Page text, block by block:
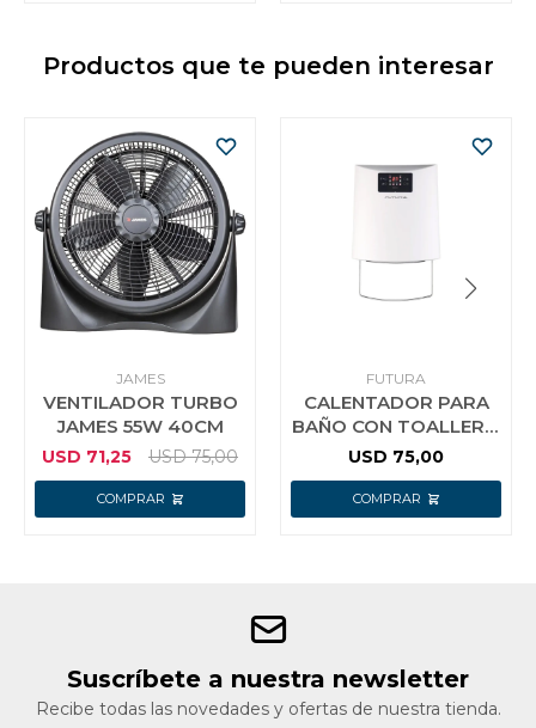
Productos que te pueden interesar
JAMES
VENTILADOR TURBO
JAMES 55W 40CM
USD 71,25 USD 75,00
FUTURA
CALENTADOR PARA
BAÑO CON TOALLERO
FUTURA
USD 75,00
Suscríbete a nuestra newsletter
Recibe todas las novedades y ofertas de nuestra tienda.